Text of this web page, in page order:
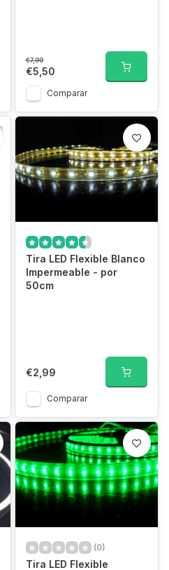
€7,99
€5,50
Comparar
Tira LED Flexible Blanco
Impermeable - por
50cm
€2,99
Comparar
(0)
Tira LED Flexible